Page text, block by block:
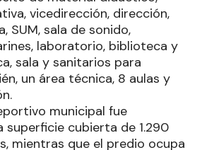
vicedirección, dirección,
SUM, sala de sonido,
laboratorio, biblioteca y
sala y sanitarios para
un área técnica, 8 aulas y
municipal fue
superficie cubierta de 1.290
mientras que el predio ocupa